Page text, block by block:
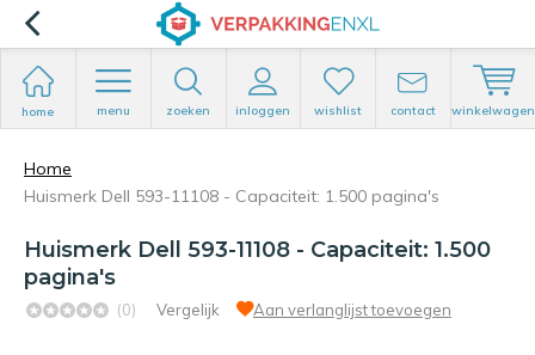
home menu zoeken inloggen wishlist contact winkelwagen
Home
Huismerk Dell 593-11108 - Capaciteit: 1.500 pagina's
Huismerk Dell 593-11108 - Capaciteit: 1.500
pagina's
(0) Vergelijk Aan verlanglijst toevoegen